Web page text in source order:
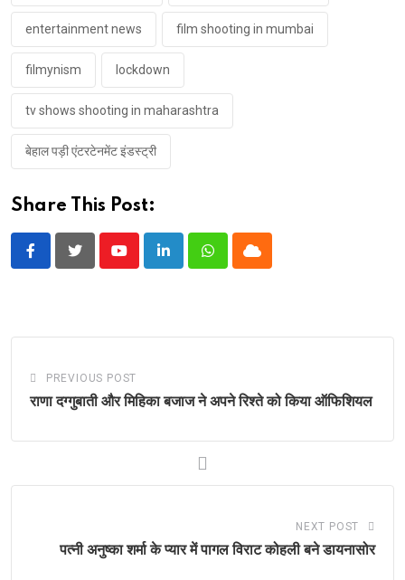
entertainment news film shooting in mumbai
filmynism lockdown
tv shows shooting in maharashtra
बेहाल पड़ी एंटरटेनमेंट इंडस्ट्री
Share This Post:
YoutubeLinkedInWhatsappCloud
PREVIOUS POST
राणा दग्‍गुबाती और म‍िहिका बजाज ने अपने रिश्ते को किया ऑफिशियल
NEXT POST
पत्नी अनुष्‍का शर्मा के प्यार में पागल विराट कोहली बने डायनासोर